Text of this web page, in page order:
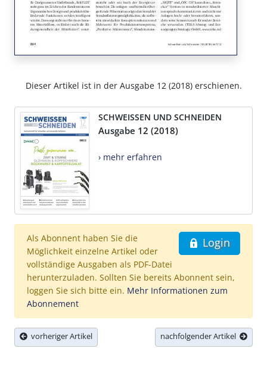
Dieser Artikel ist in der Ausgabe 12 (2018) erschienen.
SCHWEISSEN UND SCHNEIDEN
Ausgabe 12 (2018)
› mehr erfahren
Login
Als Abonnent haben Sie die
Möglichkeit einzelne Artikel oder
vollständige Ausgaben als PDF-Datei
herunterzuladen. Sollten Sie bereits Abonnent sein,
loggen Sie sich bitte ein. Mehr Informationen zum
Abonnement
vorheriger Artikel nachfolgender Artikel